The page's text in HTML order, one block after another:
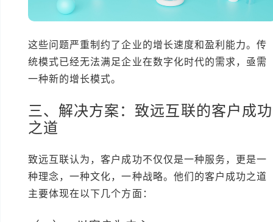
这些问题严重制约了企业的增长速度和盈利能力。传
统模式已经无法满足企业在数字化时代的需求，亟需
一种新的增长模式。
三、解决方案：致远互联的客户成功
之道
致远互联认为，客户成功不仅仅是一种服务，更是一
种理念，一种文化，一种战略。他们的客户成功之道
主要体现在以下几个方面：